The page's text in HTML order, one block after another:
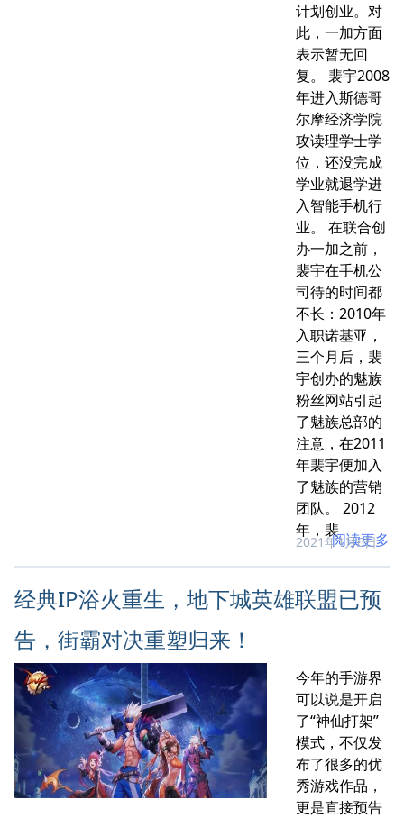
计划创业。对
此，一加方面
表示暂无回
复。 裴宇2008
年进入斯德哥
尔摩经济学院
攻读理学士学
位，还没完成
学业就退学进
入智能手机行
业。 在联合创
办一加之前，
裴宇在手机公
司待的时间都
不长：2010年
入职诺基亚，
三个月后，裴
宇创办的魅族
粉丝网站引起
了魅族总部的
注意，在2011
年裴宇便加入
了魅族的营销
团队。 2012
年，裴阅读更多
2021年1月6日
经典IP浴火重生，地下城英雄联盟已预
告，街霸对决重塑归来！
今年的手游界
可以说是开启
了“神仙打架”
模式，不仅发
布了很多的优
秀游戏作品，
更是直接预告